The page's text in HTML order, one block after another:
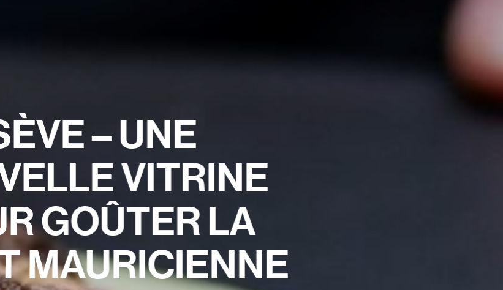
– UNE
VITRINE
GOÛTER LA
MAURICIENNE